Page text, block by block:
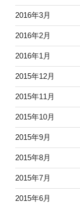
2016年3月
2016年2月
2016年1月
2015年12月
2015年11月
2015年10月
2015年9月
2015年8月
2015年7月
2015年6月